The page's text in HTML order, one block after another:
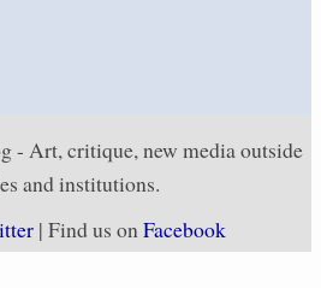
- Art, critique, new media outside
and institutions.
| Find us onFacebook